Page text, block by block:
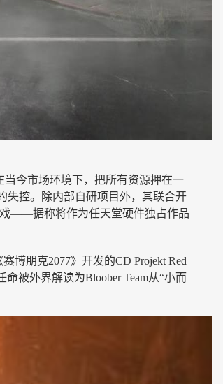
当今市场环境下，把所有资源押在一
失控。除内部自研项目外，其联合开
戏——据称将作为任天堂硬件独占作品
博朋克2077》开发的CD Projekt Red
被外界解读为Bloober Team从“小而